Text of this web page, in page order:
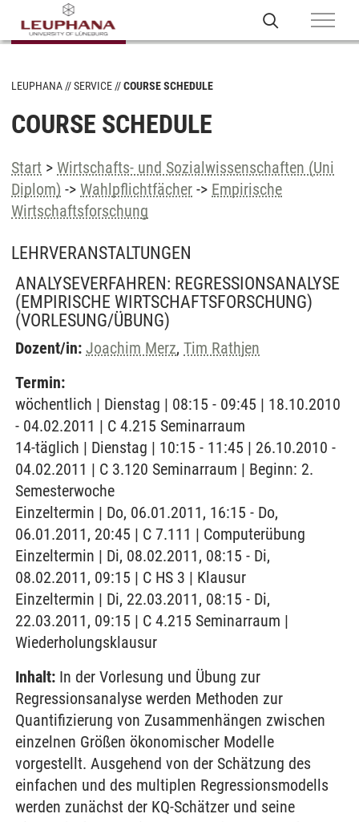
LEUPHANA SERVICE COURSE SCHEDULE
COURSE SCHEDULE
Start > Wirtschafts- und Sozialwissenschaften (Uni
Diplom) -> Wahlpflichtfächer -> Empirische
Wirtschaftsforschung
LEHRVERANSTALTUNGEN
ANALYSEVERFAHREN: REGRESSIONSANALYSE
(EMPIRISCHE WIRTSCHAFTSFORSCHUNG)
(VORLESUNG/ÜBUNG)
Dozent/in: Joachim Merz, Tim Rathjen
Termin:
wöchentlich | Dienstag | 08:15 - 09:45 | 18.10.2010
- 04.02.2011 | C 4.215 Seminarraum
14-täglich | Dienstag | 10:15 - 11:45 | 26.10.2010 -
04.02.2011 | C 3.120 Seminarraum | Beginn: 2.
Semesterwoche
Einzeltermin | Do, 06.01.2011, 16:15 - Do,
06.01.2011, 20:45 | C 7.111 | Computerübung
Einzeltermin | Di, 08.02.2011, 08:15 - Di,
08.02.2011, 09:15 | C HS 3 | Klausur
Einzeltermin | Di, 22.03.2011, 08:15 - Di,
22.03.2011, 09:15 | C 4.215 Seminarraum |
Wiederholungsklausur
Inhalt: In der Vorlesung und Übung zur
Regressionsanalyse werden Methoden zur
Quantifizierung von Zusammenhängen zwischen
einzelnen Größen ökonomischer Modelle
vorgestellt. Ausgehend von der Schätzung des
einfachen und des multiplen Regressionsmodells
werden zunächst der KQ-Schätzer und seine